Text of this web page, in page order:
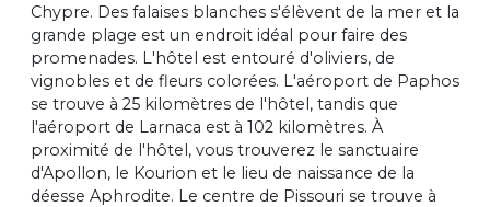
Chypre. Des falaises blanches s'élèvent de la mer et la
grande plage est un endroit idéal pour faire des
promenades. L'hôtel est entouré d'oliviers, de
vignobles et de fleurs colorées. L'aéroport de Paphos
se trouve à 25 kilomètres de l'hôtel, tandis que
l'aéroport de Larnaca est à 102 kilomètres. À
proximité de l'hôtel, vous trouverez le sanctuaire
d'Apollon, le Kourion et le lieu de naissance de la
déesse Aphrodite. Le centre de Pissouri se trouve à